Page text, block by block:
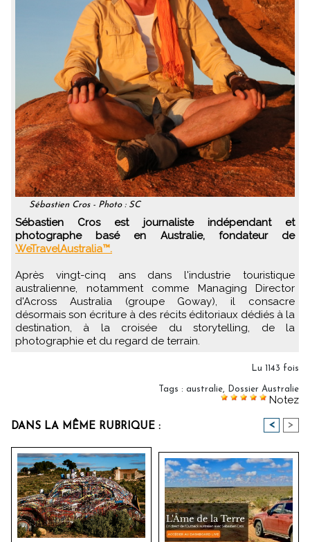
Sébastien Cros - Photo : SC
Sébastien Cros est journaliste indépendant et
photographe basé en Australie, fondateur de
WeTravelAustralia™.
Après vingt-cinq ans dans l'industrie touristique
australienne, notamment comme Managing Director
d'Across Australia (groupe Goway), il consacre
désormais son écriture à des récits éditoriaux dédiés à la
destination, à la croisée du storytelling, de la
photographie et du regard de terrain.
Lu 1143 fois
Tags : australie, Dossier Australie
Notez
DANS LA MÊME RUBRIQUE : < >